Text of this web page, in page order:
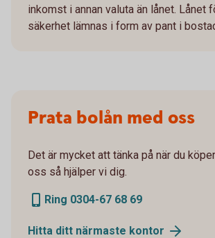
inkomst i annan valuta än lånet. Lånet
säkerhet lämnas i form av pant i
Prata bolån med oss
Det är mycket att tänka på när du
oss så hjälper vi dig.
Ring 0304-67 68 69
Hitta ditt närmaste kontor